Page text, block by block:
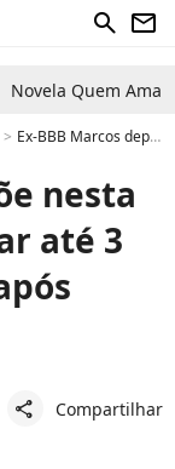
search newsletter
Novela Quem Ama
Ex-BBB Marcos depõe nesta quarta e pode pegar até 3 anos de prisão após agressão
nesta
até 3
share Compartilhar